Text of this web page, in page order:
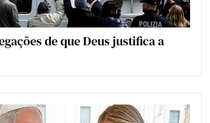
de que Deus justifica a